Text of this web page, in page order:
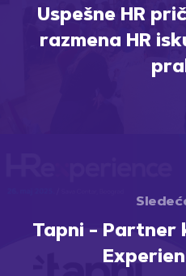
Uspešne HR
razmena HR
Tapni - Partner